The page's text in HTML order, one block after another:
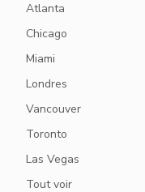
Atlanta
Chicago
Miami
Londres
Vancouver
Toronto
Las Vegas
Tout voir